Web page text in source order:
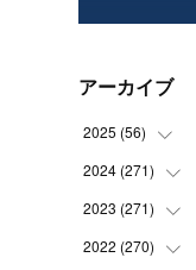
アーカイブ
2025 (56)
(14
(21
(21
2024 (271)
(21
(22
2023 (271)
(22
2022 (270)